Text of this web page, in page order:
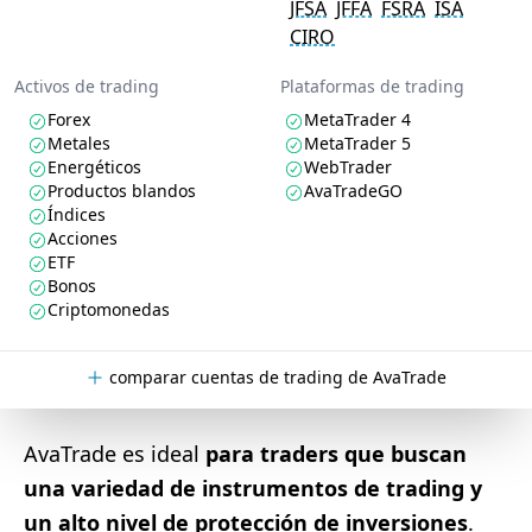
JFSA JFFA FSRA ISA
CIRO
Activos de trading
Forex
Metales
Energéticos
Productos blandos
Índices
Acciones
ETF
Bonos
Criptomonedas
Plataformas de trading
MetaTrader 4
MetaTrader 5
WebTrader
AvaTradeGO
comparar cuentas de trading de AvaTrade
AvaTrade es ideal para traders que buscan
una variedad de instrumentos de trading y
un alto nivel de protección de inversiones.